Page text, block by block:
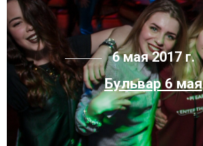
6 мая 2017 г.
Бульвар 6 мая